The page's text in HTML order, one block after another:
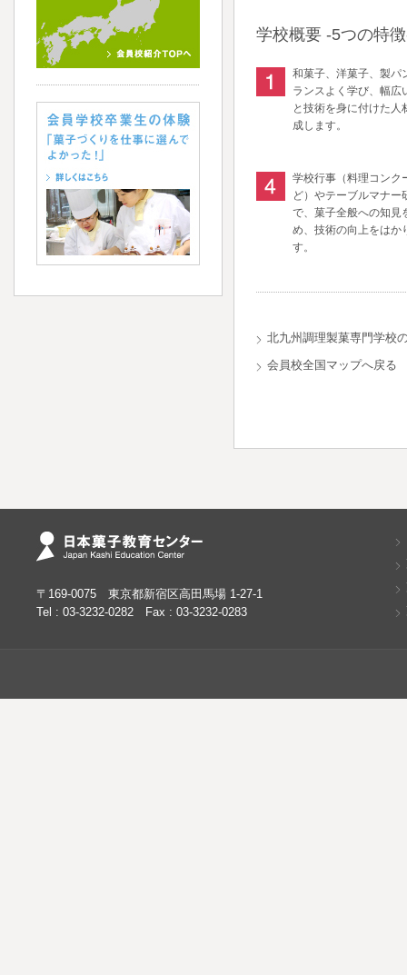
学校概要 -5つの特
和菓子、洋菓子、製パ
ランスよく学び、幅広
と技術を身に付けた人
成します。
学校行事（料理コンク
ど）やテーブルマナー
で、菓子全般への知見
め、技術の向上をはか
す。
北九州調理製菓専門学校
会員校全国マップへ戻る
〒169-0075 東京都新宿区高田馬場 1-27-1
Tel : 03-3232-0282 Fax : 03-3232-0283